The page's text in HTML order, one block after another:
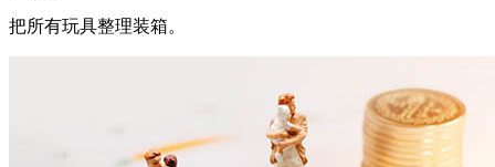
把所有玩具整理装箱。